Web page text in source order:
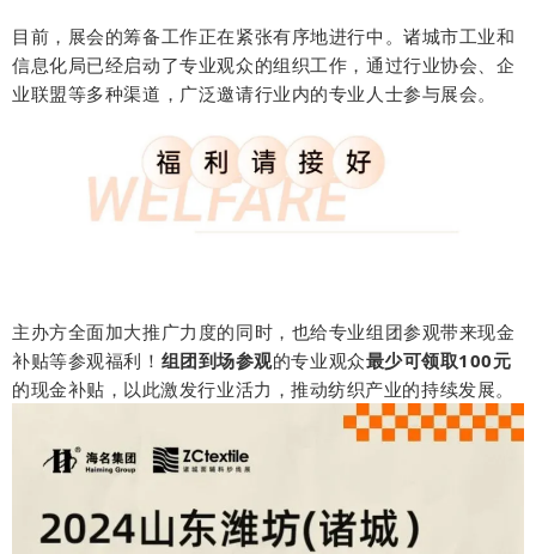
目前，展会的筹备工作正在紧张有序地进行中。诸城市工业和
信息化局已经启动了专业观众的组织工作，通过行业协会、企
业联盟等多种渠道，广泛邀请行业内的专业人士参与展会。
主办方全面加大推广力度的同时，也给专业组团参观带来现金
补贴等参观福利！ 组团到场参观的专业观众最少可领取100元
的现金补贴，以此激发行业活力，推动纺织产业的持续发展。